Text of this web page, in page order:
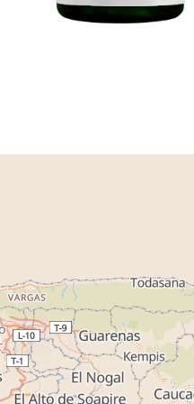
Cargando
Tiendas ...